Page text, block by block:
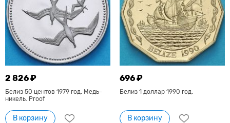
2 826 ₽
Белиз 50 центов 1979 год. Медь-
никель. Proof
В корзину
696 ₽
Белиз 1 доллар 1990 год.
В корзину